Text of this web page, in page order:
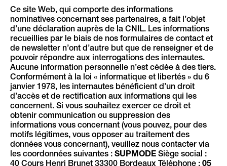
Ce site Web, qui comporte des informations
nominatives concernant ses partenaires, a fait l’objet
d’une déclaration auprès de la CNIL. Les informations
recueillies par le biais de nos formulaires de contact et
de newsletter n’ont d’autre but que de renseigner et de
pouvoir répondre aux interrogations des internautes.
Aucune information personnelle n’est cédée à des tiers.
Conformément à la loi « informatique et libertés » du 6
janvier 1978, les internautes bénéficient d’un droit
d’accès et de rectification aux informations qui les
concernent. Si vous souhaitez exercer ce droit et
obtenir communication ou suppression des
informations vous concernant (vous pouvez, pour des
motifs légitimes, vous opposer au traitement des
données vous concernant), veuillez nous contacter via
les coordonnées suivantes : SUPMODE Siège social :